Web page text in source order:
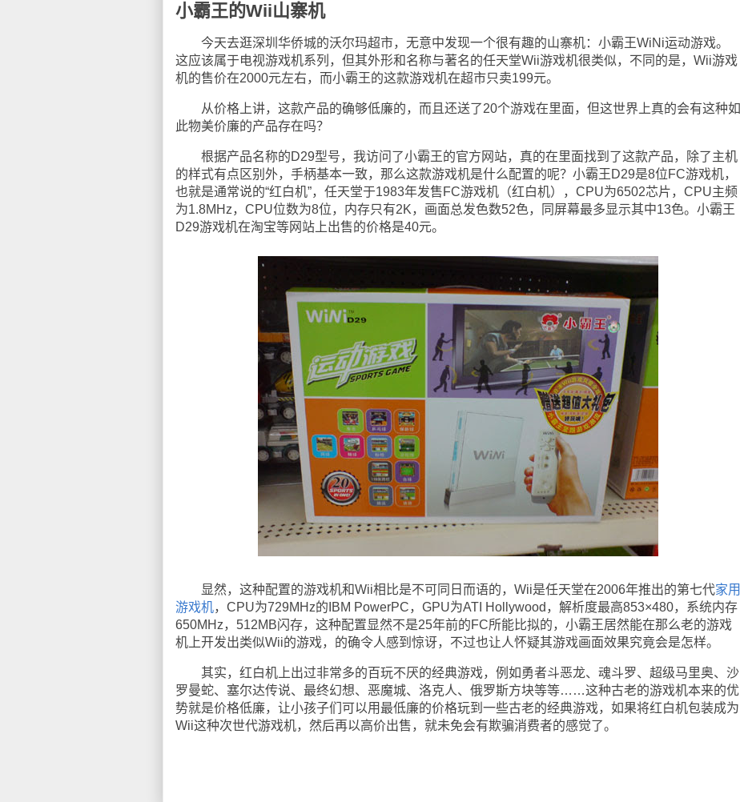
小霸王的Wii山寨机
今天去逛深圳华侨城的沃尔玛超市，无意中发现一个很有趣的山寨机：小霸王WiNi运动游戏。
这应该属于电视游戏机系列，但其外形和名称与著名的任天堂Wii游戏机很类似，不同的是，Wii游戏
机的售价在2000元左右，而小霸王的这款游戏机在超市只卖199元。
从价格上讲，这款产品的确够低廉的，而且还送了20个游戏在里面，但这世界上真的会有这种如
此物美价廉的产品存在吗？
根据产品名称的D29型号，我访问了小霸王的官方网站，真的在里面找到了这款产品，除了主机
的样式有点区别外，手柄基本一致，那么这款游戏机是什么配置的呢？小霸王D29是8位FC游戏机，
也就是通常说的“红白机”，任天堂于1983年发售FC游戏机（红白机），CPU为6502芯片，CPU主频
为1.8MHz，CPU位数为8位，内存只有2K，画面总发色数52色，同屏幕最多显示其中13色。小霸王
D29游戏机在淘宝等网站上出售的价格是40元。
显然，这种配置的游戏机和Wii相比是不可同日而语的，Wii是任天堂在2006年推出的第七代家用
游戏机，CPU为729MHz的IBM PowerPC，GPU为ATI Hollywood，解析度最高853×480，系统内存
650MHz，512MB闪存，这种配置显然不是25年前的FC所能比拟的，小霸王居然能在那么老的游戏
机上开发出类似Wii的游戏，的确令人感到惊讶，不过也让人怀疑其游戏画面效果究竟会是怎样。
其实，红白机上出过非常多的百玩不厌的经典游戏，例如勇者斗恶龙、魂斗罗、超级马里奥、沙
罗曼蛇、塞尔达传说、最终幻想、恶魔城、洛克人、俄罗斯方块等等……这种古老的游戏机本来的优
势就是价格低廉，让小孩子们可以用最低廉的价格玩到一些古老的经典游戏，如果将红白机包装成为
Wii这种次世代游戏机，然后再以高价出售，就未免会有欺骗消费者的感觉了。